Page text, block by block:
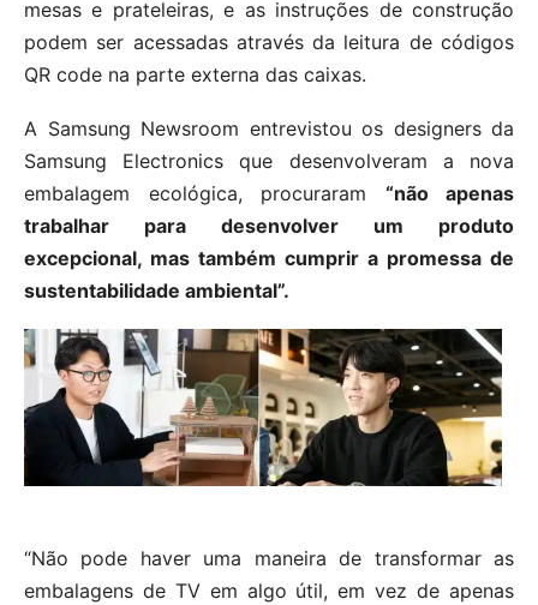
mesas e prateleiras, e as instruções de construção
podem ser acessadas através da leitura de códigos
QR code na parte externa das caixas.
A Samsung Newsroom entrevistou os designers da
Samsung Electronics que desenvolveram a nova
embalagem ecológica, procuraram “não apenas
trabalhar para desenvolver um produto
excepcional, mas também cumprir a promessa de
sustentabilidade ambiental”.
“Não pode haver uma maneira de transformar as
embalagens de TV em algo útil, em vez de apenas